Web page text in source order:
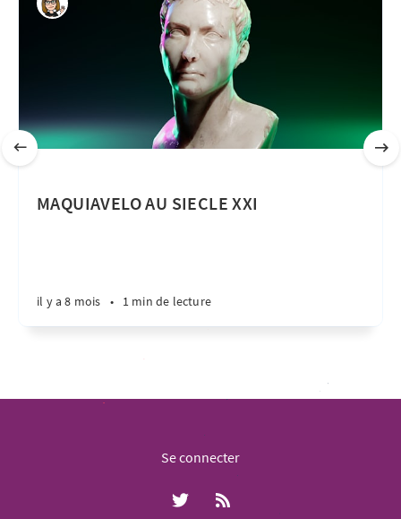
MAQUIAVELO AU SIECLE XXI
il y a 8 mois • 1 min de lecture
Se connecter